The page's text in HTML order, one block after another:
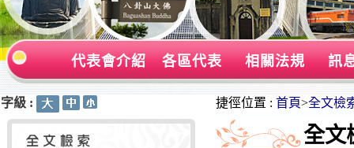
代表會介紹 各區代表 相關法規 訊
字級 : 捷徑位置 : 首頁>全文檢
全文